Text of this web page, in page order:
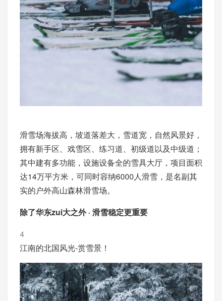
滑雪场海拔高，坡道落差大，雪道宽，自然风景好，
拥有新手区、戏雪区、练习道、初级道以及中级道；
其中建有多功能，设施设备全的雪具大厅，项目面积
达14万平方米，可同时容纳6000人滑雪，是名副其
实的户外高山森林滑雪场。
除了华东zui大之外 · 滑雪稳定更重要
4
江南的北国风光-赏雪景！